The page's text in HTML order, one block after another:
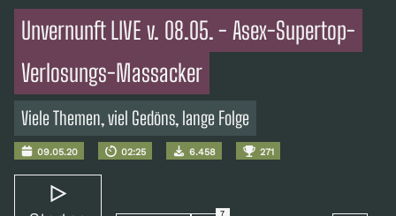
Unvernunft LIVE v. 08.05. - Asex-Supertop-
Verlosungs-Massacker
Viele Themen, viel Gedöns, lange Folge
09.05.20 02:25 6.458 271
7